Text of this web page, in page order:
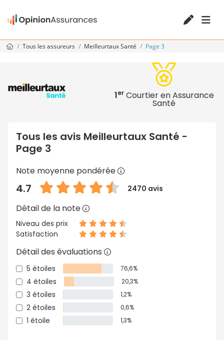
Tous les assureurs Meilleurtaux Santé Page 3
Tous les avis Meilleurtaux Santé -
Page 3
Note moyenne pondérée
4.7 2470 avis
Détail de la note
Niveau des prix
Satisfaction
Détail des évaluations
5 étoiles 76,6%
4 étoiles 20,3%
3 étoiles 1,2%
2 étoiles 0,6%
1 étoile 1,3%
1er Courtier en Assurance
Santé